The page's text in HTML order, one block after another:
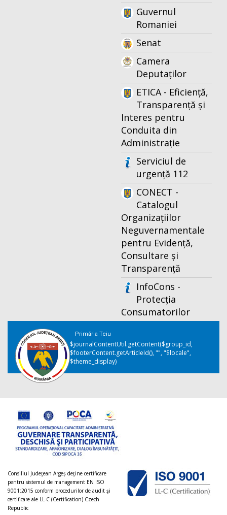
Guvernul
Romaniei
Senat
Camera
Deputaților
ETICA - Eficiență,
Transparență și
Interes pentru
Conduita din
Administrație
Serviciul de
urgență 112
CONECT -
Catalogul
Organizațiilor
Neguvernamentale
pentru Evidență,
Consultare și
Transparență
InfoCons -
Protecția
Consumatorilor
Primăria Teiu
$journalContentUtil.getContent($group_id,
$footerContent.getArticleId(), "", "$locale",
$theme_display)
Consiliul Judeţean Argeș deţine certificare
pentru sistemul de management EN ISO
9001:2015 conform procedurilor de audit şi
certificare ale LL-C (Certification) Czech
Republic